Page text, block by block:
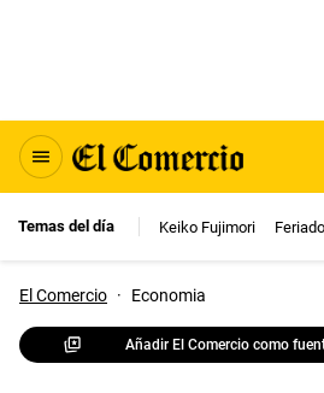
Temas del día Keiko Fujimori
El Comercio · Economia
Añadir El Comercio como